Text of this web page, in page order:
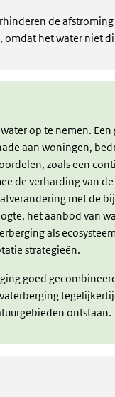
de
omdat het water niet
op te nemen.
aan woningen,
zoals een
de verharding van
met de
het aanbod van
als
strategieën.
goed
ontstaan.